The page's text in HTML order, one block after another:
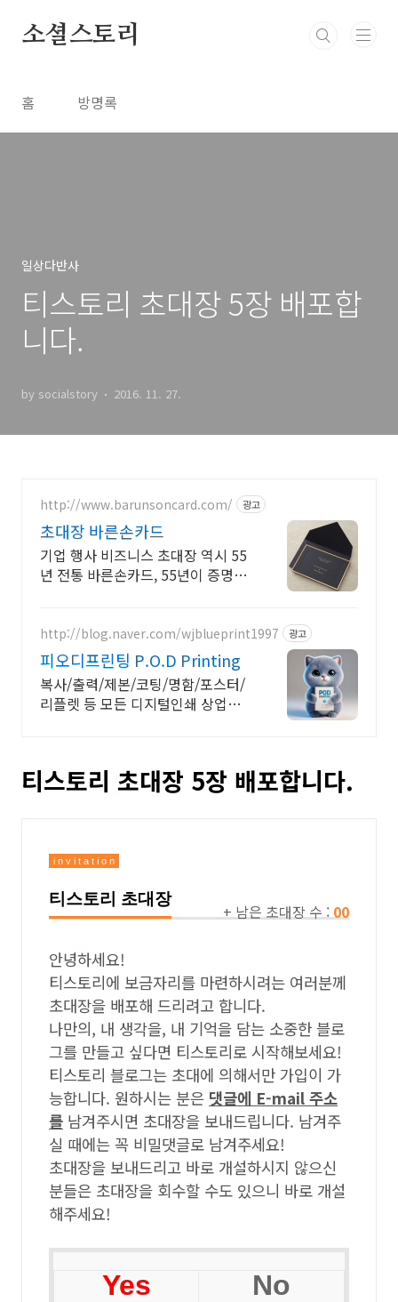
소셜스토리
홈 방명록
일상다반사
티스토리 초대장 5장 배포합
니다.
by socialstory 2016. 11. 27.
http://www.barunsoncard.com/ 광고
초대장 바른손카드
기업 행사 비즈니스 초대장 역시 55
년 전통 바른손카드, 55년이 증명하
http://blog.naver.com/wjblueprint1997 광고
피오디프린팅 P.O.D Printing
복사/출력/제본/코팅/명함/포스터/
리플렛 등 모든 디지털인쇄 상업인
티스토리 초대장 5장 배포합니다.
i n v i t a t i o n
티스토리 초대장
+ 남은 초대장 수 :00
안녕하세요!
티스토리에 보금자리를 마련하시려는 여러분께
초대장을 배포해 드리려고 합니다.
나만의, 내 생각을, 내 기억을 담는 소중한 블로
그를 만들고 싶다면 티스토리로 시작해보세요!
티스토리 블로그는 초대에 의해서만 가입이 가
능합니다. 원하시는 분은 댓글에 E-mail 주소
를 남겨주시면 초대장을 보내드립니다. 남겨주
실 때에는 꼭 비밀댓글로 남겨주세요!
초대장을 보내드리고 바로 개설하시지 않으신
분들은 초대장을 회수할 수도 있으니 바로 개설
해주세요!
Yes No